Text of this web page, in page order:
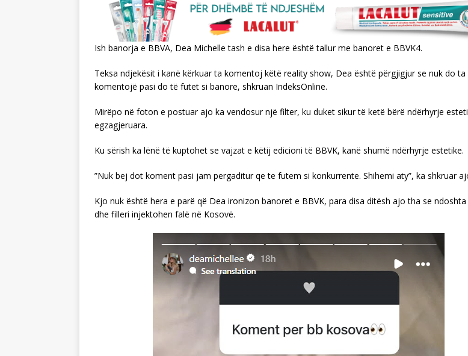
Ish banorja e BBVA, Dea Michelle tash e disa here është tallur me banoret e BBVK4.
Teksa ndjekësit i kanë kërkuar ta komentoj këtë reality show, Dea është përgjigjur se nuk do ta
komentojë pasi do të futet si banore, shkruan IndeksOnline.
Mirëpo në foton e postuar ajo ka vendosur një filter, ku duket sikur të ketë bërë ndërhyrje
egzagjeruara.
Ku sërish ka lënë të kuptohet se vajzat e këtij edicioni të BBVK, kanë shumë ndërhyrje estetike.
”Nuk bej dot koment pasi jam pergaditur qe te futem si konkurrente. Shihemi aty”, ka shkruar
Kjo nuk është hera e parë që Dea ironizon banoret e BBVK, para disa ditësh ajo tha se
dhe filleri injektohen falë në Kosovë.